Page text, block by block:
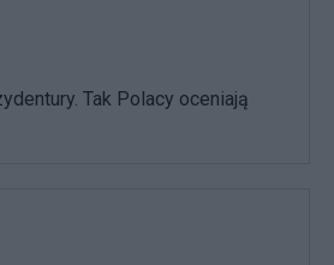
Tak Polacy oceniają